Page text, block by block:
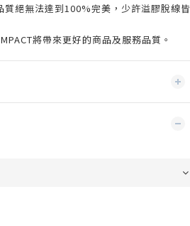
質絕無法達到100%完美，少許溢膠脫線皆
將帶來更好的商品及服務品質。